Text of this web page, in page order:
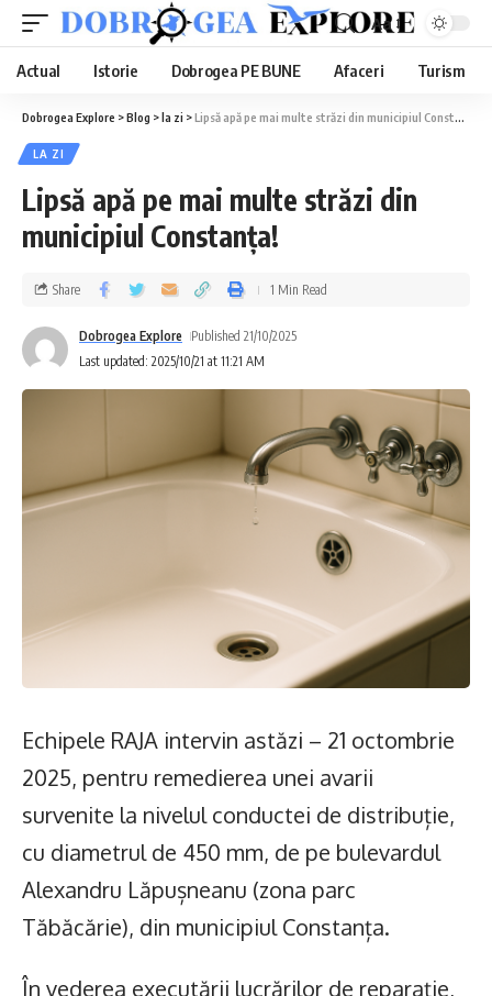
Aa
Actual Istorie Dobrogea PE BUNE Afaceri Turism
Dobrogea Explore >Blog >la zi >Lipsă apă pe mai multe străzi din municipiul Constanța!
LA ZI
Lipsă apă pe mai multe străzi din
municipiul Constanța!
Last updated: 2025/10/21 at 11:21 AM
Dobrogea Explore Published 21/10/2025
Share 1 Min Read
Echipele RAJA intervin astăzi – 21 octombrie
2025, pentru remedierea unei avarii
survenite la nivelul conductei de distribuție,
cu diametrul de 450 mm, de pe bulevardul
Alexandru Lăpușneanu (zona parc
Tăbăcărie), din municipiul Constanța.
În vederea executării lucrărilor de reparație,